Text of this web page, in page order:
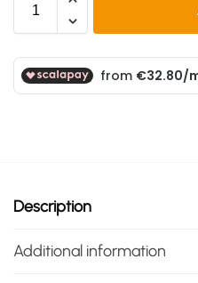
Description
Additional information